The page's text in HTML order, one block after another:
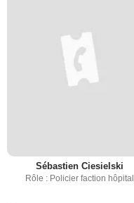
Sébastien Ciesielski
Rôle : Policier faction hôpital